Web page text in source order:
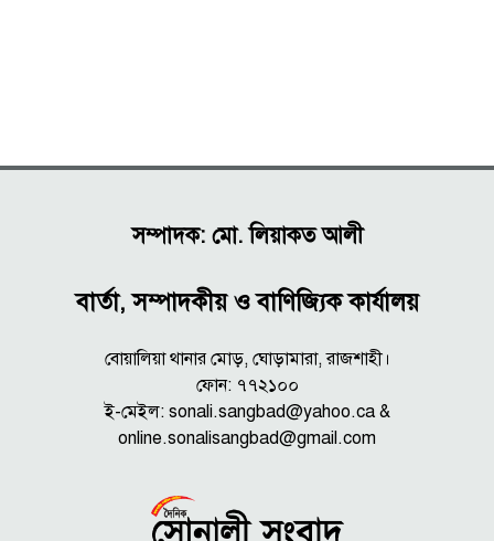
সম্পাদক: মো. লিয়াকত আলী
বার্তা, সম্পাদকীয় ও বাণিজ্যিক কার্যালয়
বোয়ালিয়া থানার মোড়, ঘোড়ামারা, রাজশাহী।
ফোন: ৭৭২১০০
ই-মেইল: sonali.sangbad@yahoo.ca &
online.sonalisangbad@gmail.com